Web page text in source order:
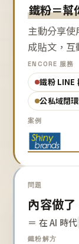
鐵粉＝幫
主動分享
成貼文，互
ENCORE 服務
鐵粉 LINE
公私域閉
案例
問題
內容做
＝ 在 AI 時代
鐵粉解方